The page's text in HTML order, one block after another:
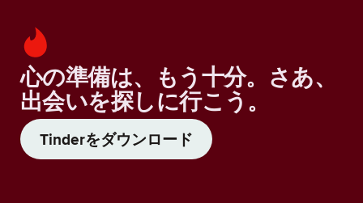
心の準備は、もう十分。さあ、
出会いを探しに行こう。
Tinderをダウンロード